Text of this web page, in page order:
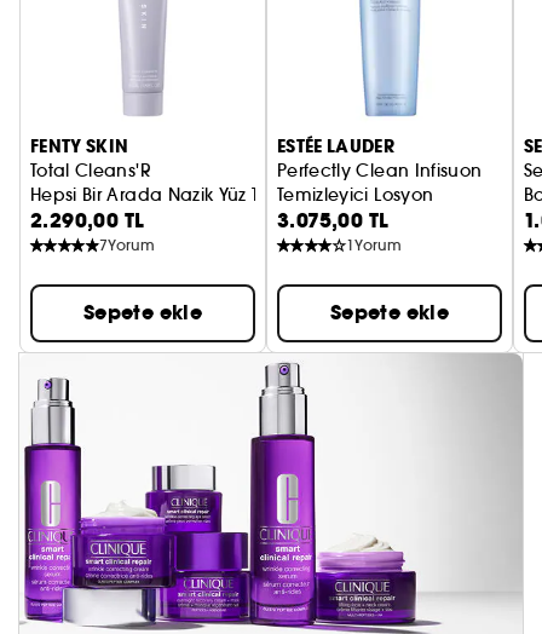
FENTY SKIN
Total Cleans'R
Hepsi Bir Arada Nazik Yüz Temizleyici Ve Makyaj Temizleyici
2.290,00 TL
7Yorum
Sepete ekle
ESTÉE LAUDER
Perfectly Clean Infisuon
Temizleyici Losyon
3.075,00 TL
1Yorum
Sepete ekle